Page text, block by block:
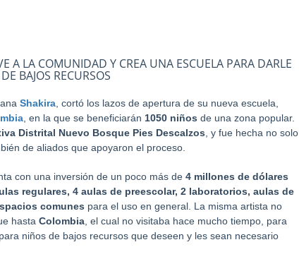
A LA COMUNIDAD Y CREA UNA ESCUELA PARA DARLE
BAJOS RECURSOS
Shakira , cortó los lazos de apertura de su nueva escuela,
, en la que se beneficiarán 1050 niños de una zona popular.
Distrital Nuevo Bosque Pies Descalzos , y fue hecha no solo
de aliados que apoyaron el proceso.
con una inversión de un poco más de 4 millones de dólares
regulares, 4 aulas de preescolar, 2 laboratorios, aulas de
comunes para el uso en general. La misma artista no
hasta Colombia , el cual no visitaba hace mucho tiempo, para
niños de bajos recursos que deseen y les sean necesario